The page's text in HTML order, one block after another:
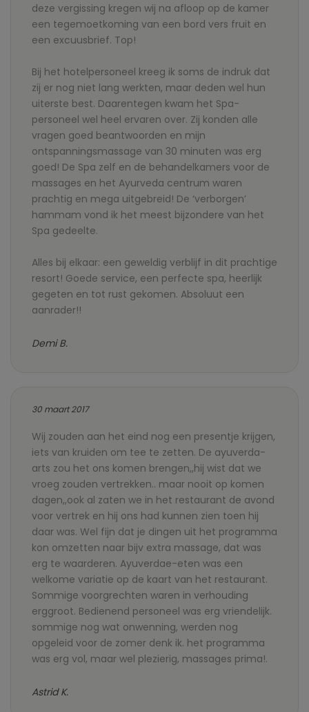
deze vergissing kregen wij na afloop op de kamer
een tegemoetkoming van een bord vers fruit en
een excuusbrief. Top!
Bij het hotelpersoneel kreeg ik soms de indruk dat
zij er nog niet lang werkten, maar deden wel hun
uiterste best. Daarentegen kwam het Spa-
personeel wel heel ervaren over. Zij konden alle
vragen goed beantwoorden en mijn
ontspanningsmassage van 30 minuten was erg
goed! De Spa zelf en de behandelkamers voor de
massages en het Ayurveda centrum waren
prachtig en mega uitgebreid! De ‘verborgen’
hammam vond ik het meest bijzondere van het
Spa gedeelte.
Alles bij elkaar: een geweldig verblijf in dit prachtige
resort! Goede service, een perfecte spa, heerlijk
gegeten en tot rust gekomen. Absoluut een
aanrader!!
Demi B.
30 maart 2017
Wij zouden aan het eind nog een presentje krijgen,
iets van kruiden om tee te zetten. De ayuverda-
arts zou het ons komen brengen,,hij wist dat we
vroeg zouden vertrekken.. maar nooit op komen
dagen,,ook al zaten we in het restaurant de avond
voor vertrek en hij ons had kunnen zien toen hij
daar was. Wel fijn dat je dingen uit het programma
kon omzetten naar bijv extra massage, dat was
erg te waarderen. Ayuverdae-eten was een
welkome variatie op de kaart van het restaurant.
Sommige voorgrechten waren in verhouding
erggroot. Bedienend personeel was erg vriendelijk.
sommige nog wat onwenning, werden nog
opgeleid voor de zomer denk ik. het programma
was erg vol, maar wel plezierig, massages prima!.
Astrid K.